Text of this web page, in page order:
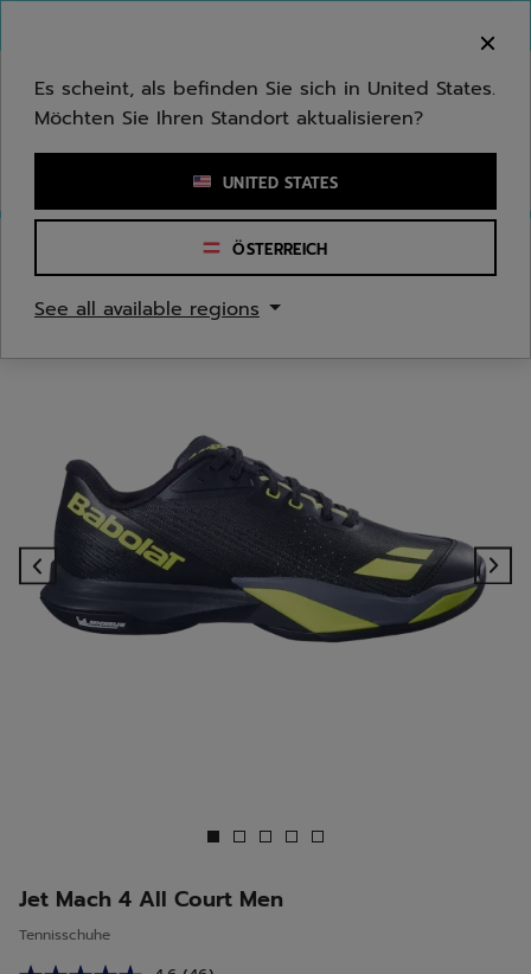
Stichwort oder Artikelnummer eingeben
Previous
Jet Mach 4 All Court Men
Tennisschuhe
Es scheint, als befinden Sie sich in United States.
Möchten Sie Ihren Standort aktualisieren?
UNITED STATES
ÖSTERREICH
See all available regions